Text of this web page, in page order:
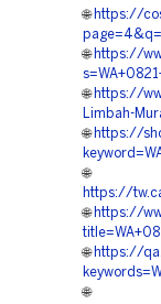
🌐 https://
🌐 https://
🌐 https://
Limbah-
🌐 https://
🌐
https://
🌐 https://
🌐 https://
🌐